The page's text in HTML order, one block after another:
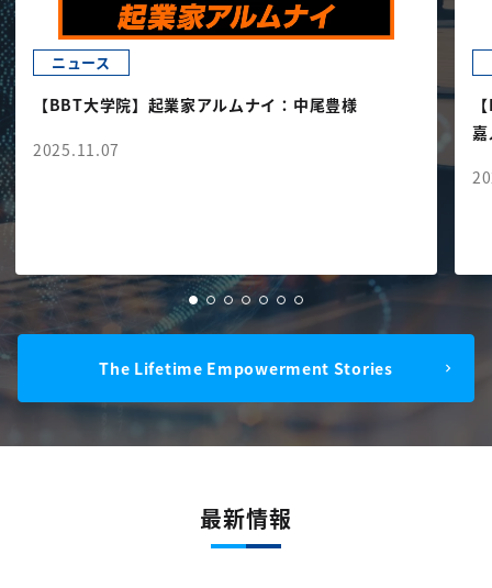
ニュース
【BBT大学院】起業家アルムナイ：中尾豊様
2025.11.07
The Lifetime Empowerment Stories
最新情報